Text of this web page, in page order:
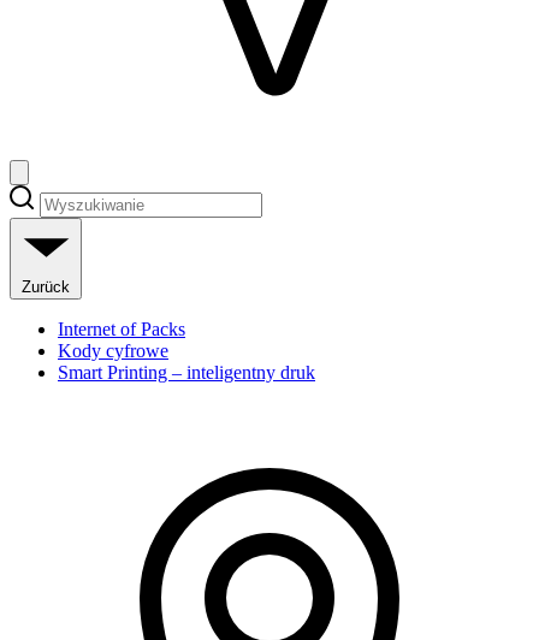
Zurück
Internet of Packs
Kody cyfrowe
Smart Printing – inteligentny druk